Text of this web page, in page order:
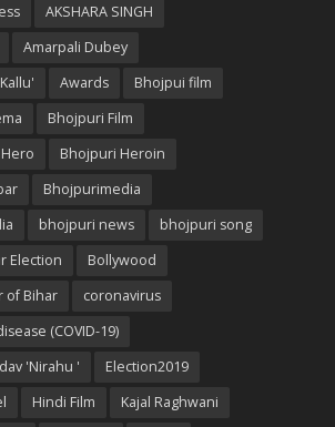
AKSHARA SINGH
Amarpali Dubey
Awards
Bhojpui film
Bhojpuri Film
Bhojpuri Heroin
Bhojpurimedia
bhojpuri news
bhojpuri song
Election
Bollywood
of Bihar
coronavirus
(COVID-19)
'Nirahu '
Election2019
Hindi Film Kajal Raghwani